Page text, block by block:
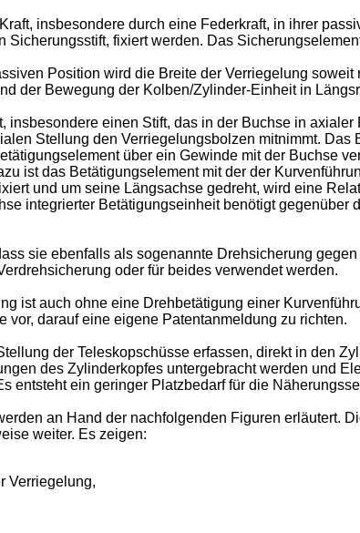
insbesondere durch eine Federkraft, in ihrer
fixiert werden. Das
Position wird die Breite der Verriegelung
der Bewegung der Kolben/Zylinder-Einheit in
insbesondere einen Stift, das in der Buchse in
Stellung den Verriegelungsbolzen mitnimmt.
über ein Gewinde mit der Buchse
ist das Betätigungselement mit der der
und um seine Längsachse gedreht, wird eine
integrierter Betätigungseinheit benötigt
sie ebenfalls als sogenannte Drehsicherung
oder für beides verwendet werden.
ist auch ohne eine Drehbetätigung einer
darauf eine eigene Patentanmeldung zu richten.
der Teleskopschüsse erfassen, direkt in den
des Zylinderkopfes untergebracht werden und
entsteht ein geringer Platzbedarf für die
an Hand der nachfolgenden Figuren erläutert.
weiter. Es zeigen:
Verriegelung,